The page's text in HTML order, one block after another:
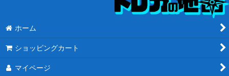
ホーム
ショッピングカート
マイページ